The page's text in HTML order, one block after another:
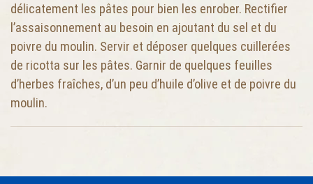
délicatement les pâtes pour bien les enrober. Rectifier
l’assaisonnement au besoin en ajoutant du sel et du
poivre du moulin. Servir et déposer quelques cuillerées
de ricotta sur les pâtes. Garnir de quelques feuilles
d’herbes fraîches, d’un peu d’huile d’olive et de poivre du
moulin.